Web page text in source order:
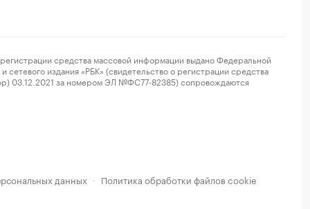
средства массовой информации выдано Федеральной
издания «РБК» (свидетельство о регистрации средства
03.12.2021 за номером ЭЛ №ФС77-82385) сопровождаются
данных · Политика обработки файлов cookie